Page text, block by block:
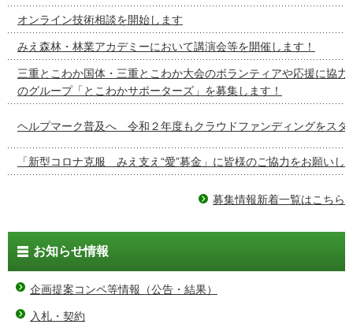
オンライン技術相談を開始します
みえ森林・林業アカデミーにおいて講演会等を開催します！
三重とこわか国体・三重とこわか大会のボランティアや応援に協力
のグループ「とこわかサポーターズ」を募集します！
ヘルプマーク普及へ 令和２年度もクラウドファンディングをスタ
「新型コロナ克服 みえ支え“愛”募金」に皆様のご協力をお願いし
募集情報新着一覧はこちら
お知らせ情報
企画提案コンペ等情報（公告・結果）
入札・契約